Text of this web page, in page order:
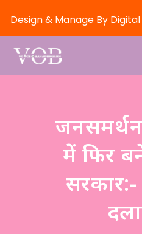
में फिर
सरकार:-
Design & Manage By